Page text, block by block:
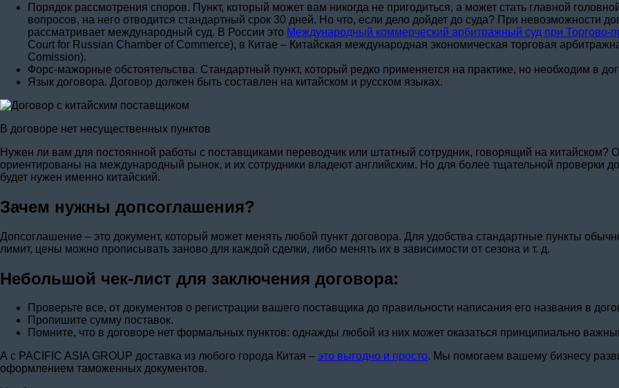
Порядок рассмотрения споров. Пункт, который может вам никогда не пригодиться, а может стать главной
вопросов, на него отводится стандартный срок 30 дней. Но что, если дело дойдет до суда? При невозможности
рассматривает международный суд. В России это Международный коммерческий арбитражный суд при Торгово-
Court for Russian Chamber of Commerce), в Китае – Китайская международная экономическая торговая
Comission).
Форс-мажорные обстоятельства. Стандартный пункт, который редко применяется на практике, но необходим в
Язык договора. Договор должен быть составлен на китайском и русском языках.
В договоре нет несущественных пунктов
Нужен ли вам для постоянной работы с поставщиками переводчик или штатный сотрудник, говорящий на китайском?
ориентированы на международный рынок, и их сотрудники владеют английским. Но для более тщательной проверки
будет нужен именно китайский.
Зачем нужны допсоглашения?
Допсоглашение – это документ, который может менять любой пункт договора. Для удобства стандартные пункты
лимит, цены можно прописывать заново для каждой сделки, либо менять их в зависимости от сезона и т. д.
Небольшой чек-лист для заключения договора:
Проверьте все, от документов о регистрации вашего поставщика до правильности написания его названия в
Пропишите сумму поставок.
Помните, что в договоре нет формальных пунктов: однажды любой из них может оказаться принципиально
А с PACIFIC ASIA GROUP доставка из любого города Китая – это выгодно и просто. Мы помогаем вашему бизнесу
оформлением таможенных документов.